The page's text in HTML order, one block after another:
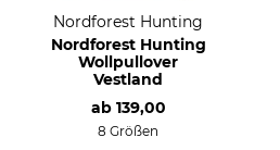
Nordforest Hunting
Nordforest Hunting
Wollpullover
Vestland
ab 139,00
8 Größen